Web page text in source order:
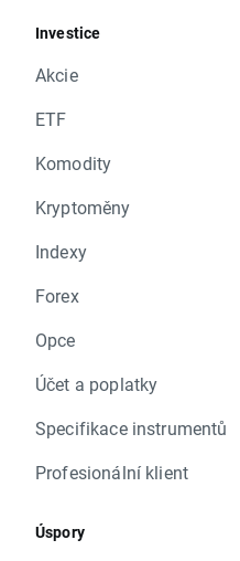
Investice
Akcie
ETF
Komodity
Kryptoměny
Indexy
Forex
Opce
Účet a poplatky
Specifikace instrumentů
Profesionální klient
Úspory